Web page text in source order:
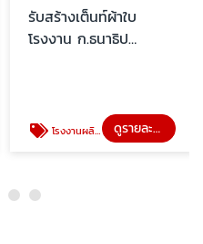
รับสร้างเต็นท์ผ้าใบ
โรงงาน ก.ธนาธิป
โรงงานผลิตเต็นท์ผ้าใบ ดูรายละเอียด